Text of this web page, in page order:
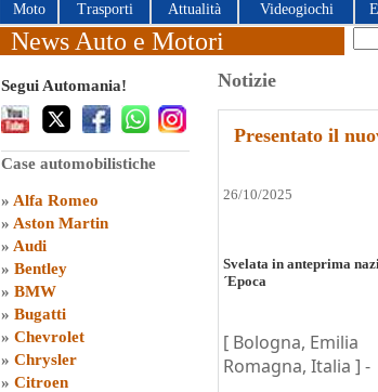
Moto Trasporti Attualità Videogiochi
News Auto e Motori
Segui Automania!
Case automobilistiche
» Alfa Romeo
» Aston Martin
» Audi
» Bentley
» BMW
» Bugatti
» Chevrolet
» Chrysler
» Citroen
Notizie
Presentato il
26/10/2025
Svelata in anteprima
´Epoca
[ Bologna, Emilia
Romagna, Italia ] -